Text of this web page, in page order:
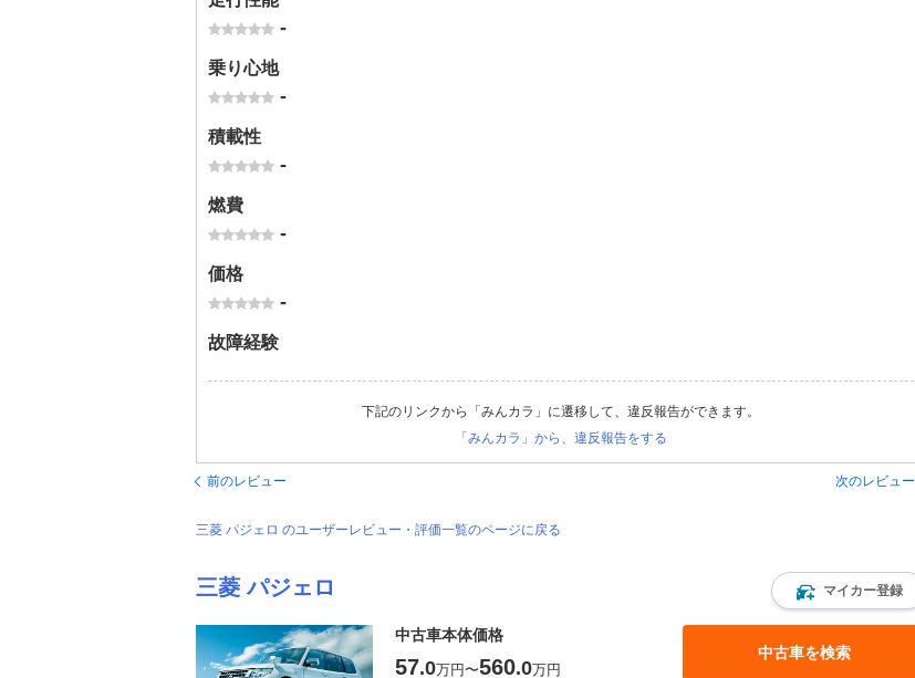
-
乗り心地
-
積載性
-
燃費
-
価格
-
故障経験
下記のリンクから「みんカラ」に遷移して、違反報告ができます。
「みんカラ」から、違反報告をする
前のレビュー 次のレビュー
三菱 パジェロ のユーザーレビュー・評価一覧のページに戻る
三菱 パジェロ マイカー登録
中古車本体価格
57.0万円〜560.0万円
中古車を検索